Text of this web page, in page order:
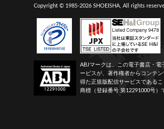
Copyright © 1985-2026 SHOEISHA, All rights
ABJマークは、この電子書店・電
ービスが、著作権者からコンテ
得た正規版配信サービスである
商標（登録番号 第12291000号）